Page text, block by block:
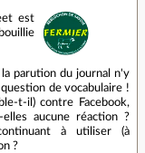
est
parution du journal n'y
de vocabulaire !
t-il) contre Facebook,
aucune réaction ?
à utiliser (à
?